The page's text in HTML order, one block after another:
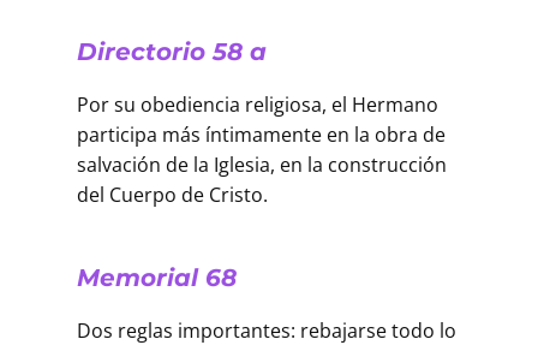
Directorio 58 a
Por su obediencia religiosa, el Hermano
participa más íntimamente en la obra de
salvación de la Iglesia, en la construcción
del Cuerpo de Cristo.
Memorial 68
Dos reglas importantes: rebajarse todo lo